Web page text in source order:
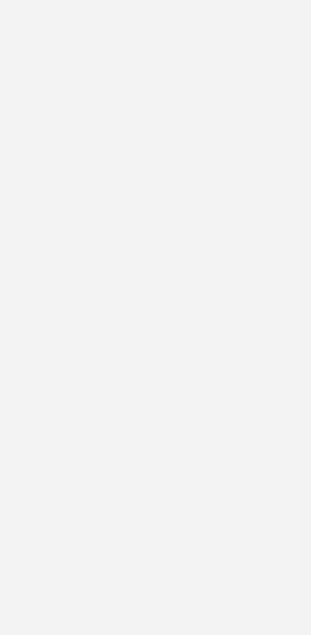
scheinen zu glauben, dass die
gegenüber Klimaschutz ist, als sie
Sevincer von der Leuphana Universität
legen nahe, dass politische
Unterstützung für wirksame
unterschätzen.“
bei der Bereitschaft,
fanden die Forschenden bei zwei
die Bevölkerung wirksame Klimagesetze?
bereit, selbst einen finanziellen
leisten? Die Akzeptanz von Gesetzen
als ein Viertel unterschätzt.
wächst
bei der Bereitschaft aus,
zu leisten. Politiker schätzten, dass
Bevölkerung bereit wären, monatlich ein
für wirksameren Klimaschutz beizutragen.
bei rund 48 Prozent. Demnach ist fast
einen kleinen Teil des eigenen